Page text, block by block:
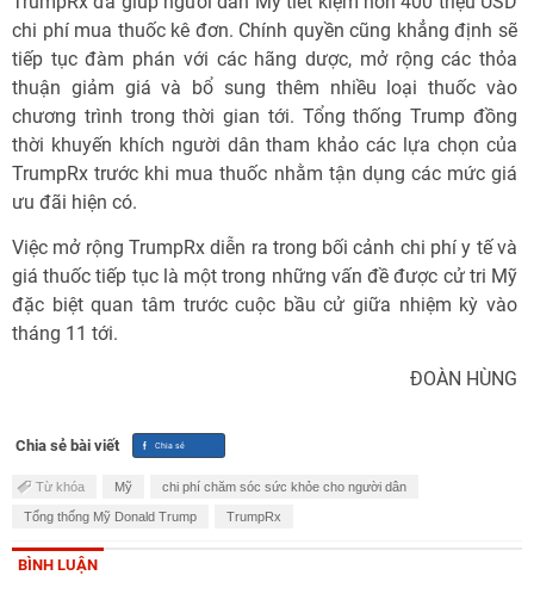
chi phí mua thuốc kê đơn. Chính quyền cũng khẳng định sẽ
tiếp tục đàm phán với các hãng dược, mở rộng các thỏa
thuận giảm giá và bổ sung thêm nhiều loại thuốc vào
chương trình trong thời gian tới. Tổng thống Trump đồng
thời khuyến khích người dân tham khảo các lựa chọn của
TrumpRx trước khi mua thuốc nhằm tận dụng các mức giá
ưu đãi hiện có.
Việc mở rộng TrumpRx diễn ra trong bối cảnh chi phí y tế và
giá thuốc tiếp tục là một trong những vấn đề được cử tri Mỹ
đặc biệt quan tâm trước cuộc bầu cử giữa nhiệm kỳ vào
tháng 11 tới.
ĐOÀN HÙNG
Chia sẻ bài viết
Từ khóa Mỹ chi phí chăm sóc sức khỏe cho người dân
Tổng thống Mỹ Donald Trump TrumpRx
BÌNH LUẬN